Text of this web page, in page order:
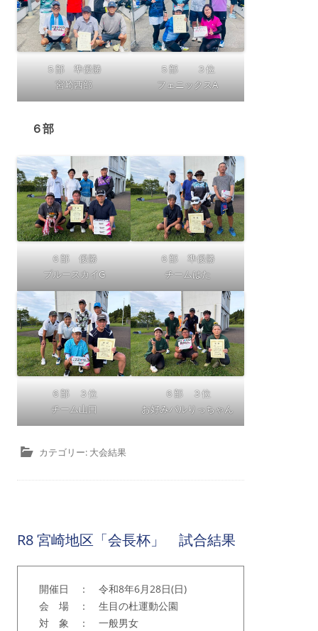
５部 準優勝
宮崎西部
５部 ３位
フェニックスA
６部
６部 優勝
ブルースカイG
６部 準優勝
チームはた
６部 ３位
チーム山口
６部 ３位
お好みバルりっちゃん
カテゴリー: 大会結果
R8 宮崎地区「会長杯」 試合結果
開催日 ： 令和8年6月28日(日)
会 場 ： 生目の杜運動公園
対 象 ： 一般男女